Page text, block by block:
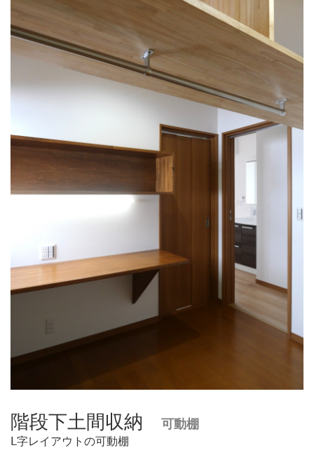
階段下土間収納 可動棚
Ⅼ字レイアウトの可動棚